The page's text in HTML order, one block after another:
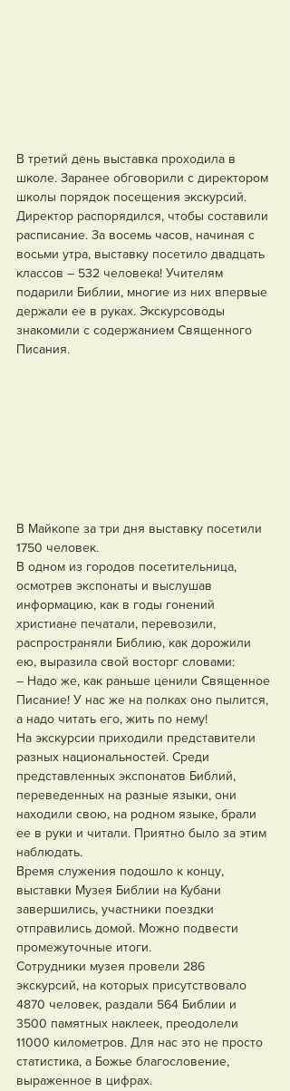
В третий день выставка проходила в
школе. Заранее обговорили с директором
школы порядок посещения экскурсий.
Директор распорядился, чтобы составили
расписание. За восемь часов, начиная с
восьми утра, выставку посетило двадцать
классов – 532 человека! Учителям
подарили Библии, многие из них впервые
держали ее в руках. Экскурсоводы
знакомили с содержанием Священного
Писания.
В Майкопе за три дня выставку посетили
1750 человек.
В одном из городов посетительница,
осмотрев экспонаты и выслушав
информацию, как в годы гонений
христиане печатали, перевозили,
распространяли Библию, как дорожили
ею, выразила свой восторг словами:
– Надо же, как раньше ценили Священное
Писание! У нас же на полках оно пылится,
а надо читать его, жить по нему!
На экскурсии приходили представители
разных национальностей. Среди
представленных экспонатов Библий,
переведенных на разные языки, они
находили свою, на родном языке, брали
ее в руки и читали. Приятно было за этим
наблюдать.
Время служения подошло к концу,
выставки Музея Библии на Кубани
завершились, участники поездки
отправились домой. Можно подвести
промежуточные итоги.
Сотрудники музея провели 286
экскурсий, на которых присутствовало
4870 человек, раздали 564 Библии и
3500 памятных наклеек, преодолели
11000 километров. Для нас это не просто
статистика, а Божье благословение,
выраженное в цифрах.